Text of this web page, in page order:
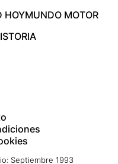
HOYMUNDO MOTOR
Septiembre 1993